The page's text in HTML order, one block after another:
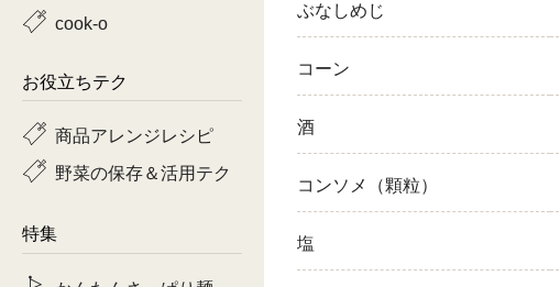
ぶなしめじ
コーン
酒
コンソメ（顆粒）
塩
cook-o
お役立ちテク
商品アレンジレシピ
野菜の保存＆活用テク
特集